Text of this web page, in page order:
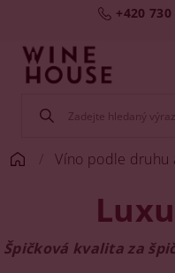
+420 730
Víno podle druhu
Špičková kvalita za